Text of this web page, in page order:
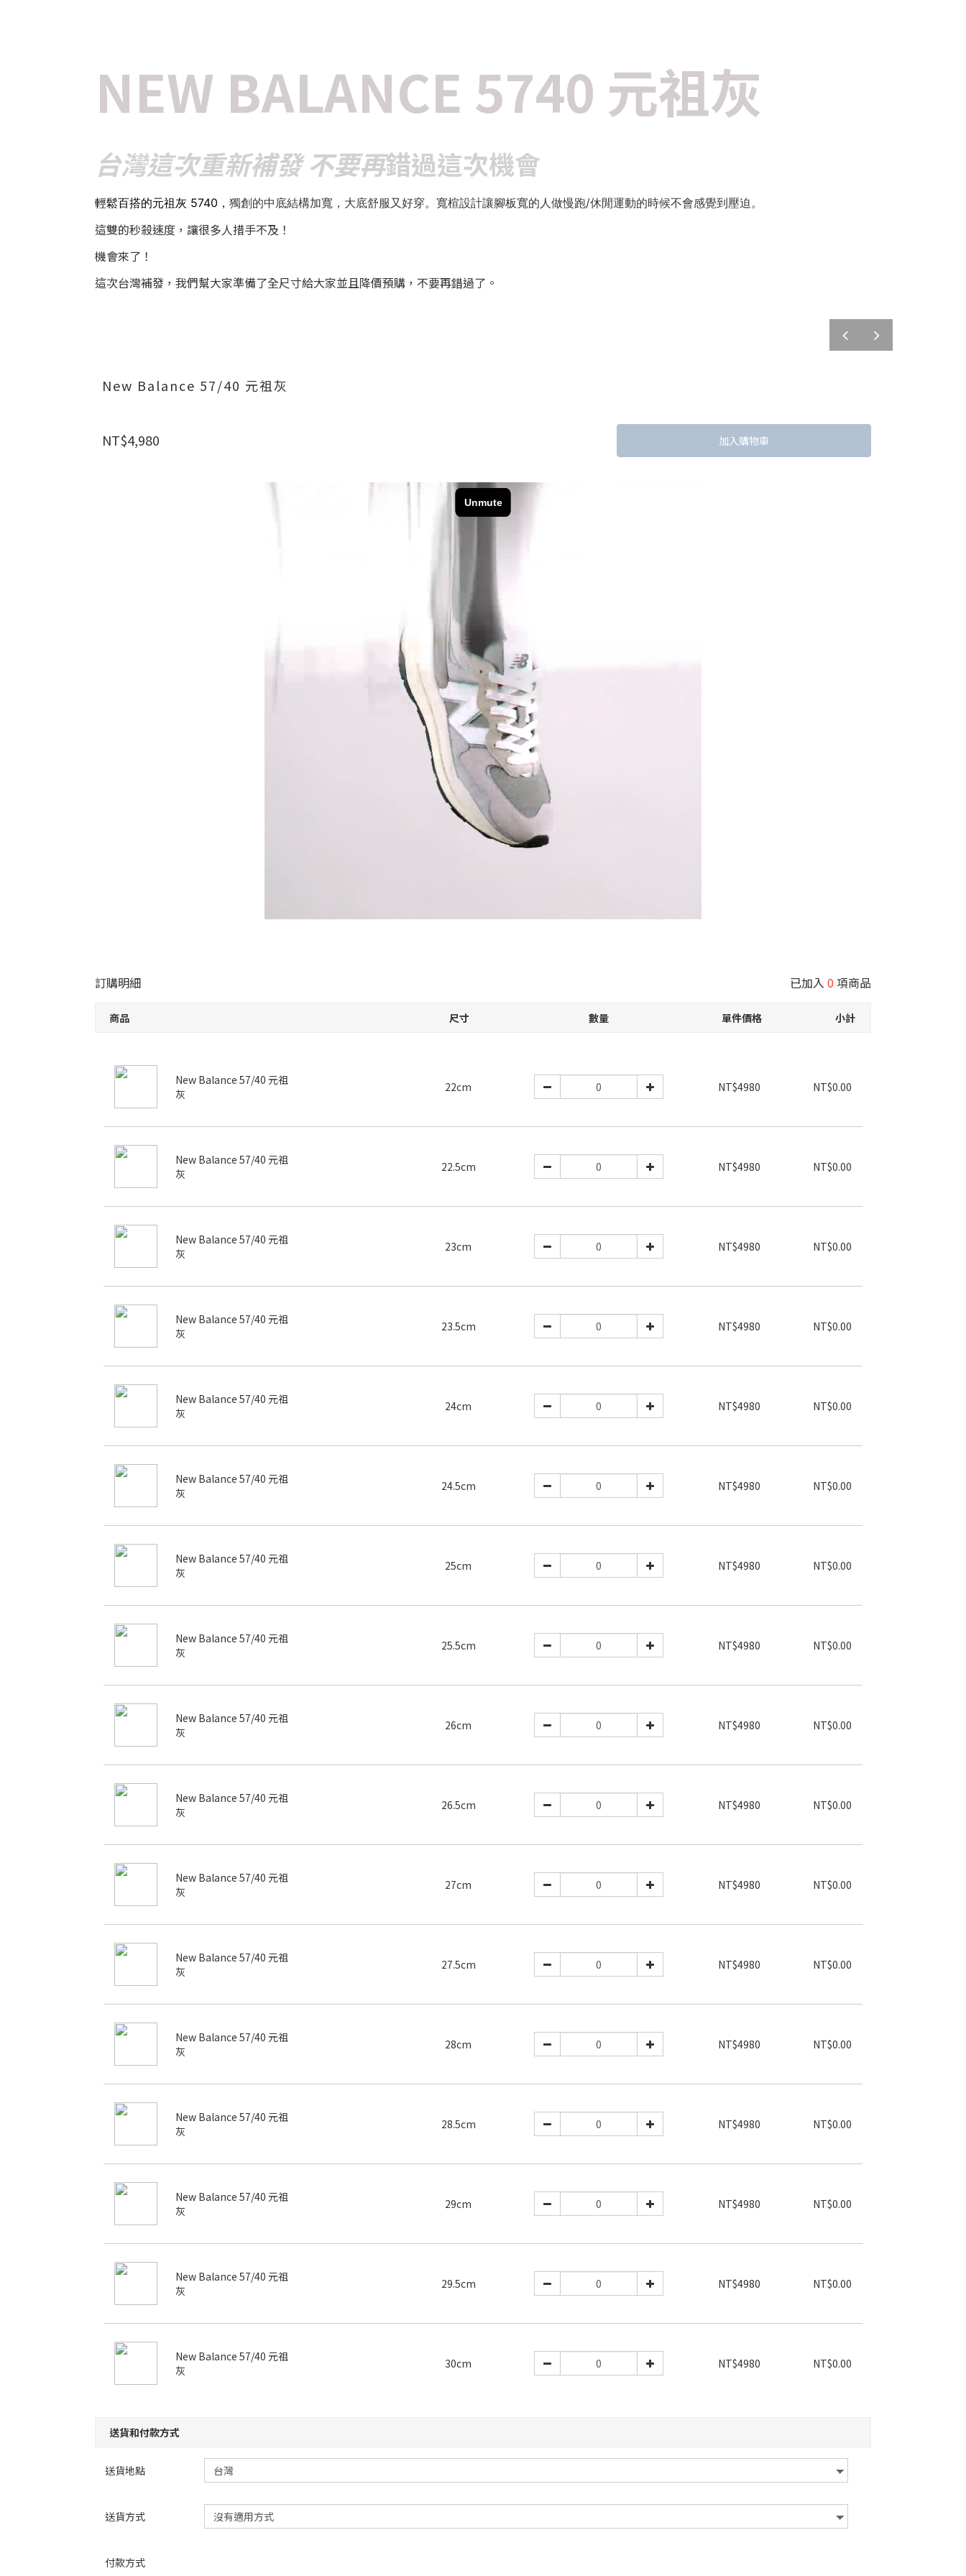
NEW BALANCE 5740 元祖灰
台灣這次重新補發 不要再錯過這次機會
輕鬆百搭的元祖灰 5740， 獨創的中底結構加寬，大底舒服又好穿。寬楦設計讓腳板寬的人做慢跑/休閒運動的時候不會感覺到壓迫。
這雙的秒殺速度，讓很多人措手不及！
機會來了！
這次台灣補發，我們幫大家準備了全尺寸給大家並且降價預購，不要再錯過了。
prev next
New Balance 57/40 元祖灰
NT$4,980 加入購物車
訂購明細 已加入 0 項商品
商品 尺寸 數量 單件價格 小計
New Balance 57/40 元祖
灰
22cm NT$4980 NT$0.00
New Balance 57/40 元祖
灰
22.5cm NT$4980 NT$0.00
New Balance 57/40 元祖
灰
23cm NT$4980 NT$0.00
New Balance 57/40 元祖
灰
23.5cm NT$4980 NT$0.00
New Balance 57/40 元祖
灰
24cm NT$4980 NT$0.00
New Balance 57/40 元祖
灰
24.5cm NT$4980 NT$0.00
New Balance 57/40 元祖
灰
25cm NT$4980 NT$0.00
New Balance 57/40 元祖
灰
25.5cm NT$4980 NT$0.00
New Balance 57/40 元祖
灰
26cm NT$4980 NT$0.00
New Balance 57/40 元祖
灰
26.5cm NT$4980 NT$0.00
New Balance 57/40 元祖
灰
27cm NT$4980 NT$0.00
New Balance 57/40 元祖
灰
27.5cm NT$4980 NT$0.00
New Balance 57/40 元祖
灰
28cm NT$4980 NT$0.00
New Balance 57/40 元祖
灰
28.5cm NT$4980 NT$0.00
New Balance 57/40 元祖
灰
29cm NT$4980 NT$0.00
New Balance 57/40 元祖
灰
29.5cm NT$4980 NT$0.00
New Balance 57/40 元祖
灰
30cm NT$4980 NT$0.00
送貨和付款方式
送貨地點
送貨方式
付款方式